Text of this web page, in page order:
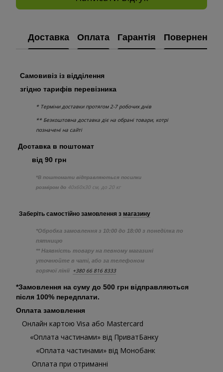
Доставка Оплата Гарантія Повернення
Самовивіз із відділення
згідно тарифів перевізника
* Терміни доставки протягом 2-7 робочих днів
** Безкоштовна доставка діє на обрані товари, котрі
позначені на сайті
Доставка в поштомат
від 90 грн
*В поштомати відправляються посилки
розміром до 40х60х30 см, до 20 кг
Заберіть самостійно замовлення з магазину
*Обробка замовлення з 10:00 до 18:00 з понеділка по
пятницю
** Наявність товару на певному магазині
уточнюйте в чаті, або за телефоном
горячої лінії +380 66 816 8333
*Замовлення на суму до 500 грн відправляються
після 100% передплати.
Оплата замовлення
Онлайн картою Visa або Mastercard
«Оплата частинами» від ПриватБанку
«Оплата частинами» від Монобанк
Оплата при отриманні